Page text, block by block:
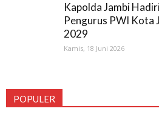
Kapolda Jambi
Pengurus PWI Kota
2029
Kamis, 18 Juni 2026
POPULER